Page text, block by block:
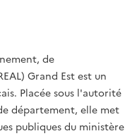
de
Grand Est est un
Placée sous l'autorité
département, elle met
publiques du ministère